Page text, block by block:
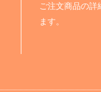
ご注文商品の詳
ます。